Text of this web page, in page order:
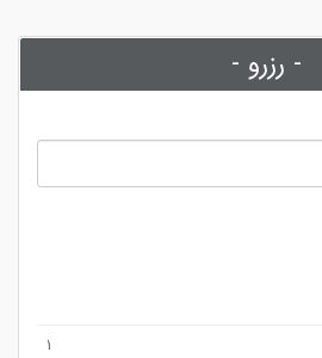
- رزرو -
1